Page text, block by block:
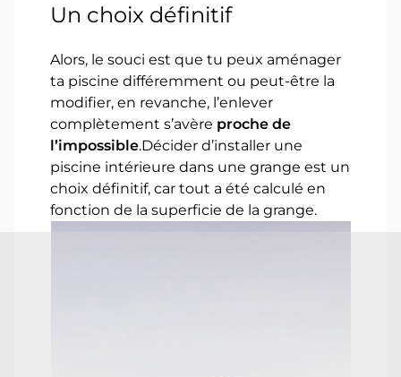
Un choix définitif
Alors, le souci est que tu peux aménager
ta piscine différemment ou peut-être la
modifier, en revanche, l’enlever
complètement s’avère proche de
l’impossible.Décider d’installer une
piscine intérieure dans une grange est un
choix définitif, car tout a été calculé en
fonction de la superficie de la grange.